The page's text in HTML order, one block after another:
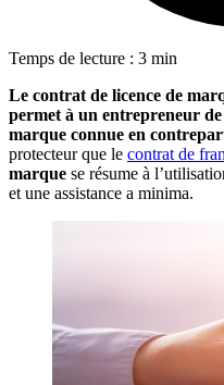
Temps de lecture : 3 min
Le contrat de licence de
permet à un entrepreneur
marque connue en
protecteur que le contrat de
marque se résume à
et une assistance a minima.